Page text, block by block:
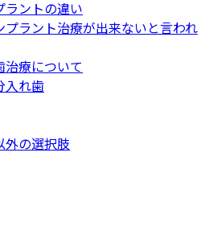
ラントの違い
プラント治療が出来ないと言われ
療について
入れ歯
外の選択肢